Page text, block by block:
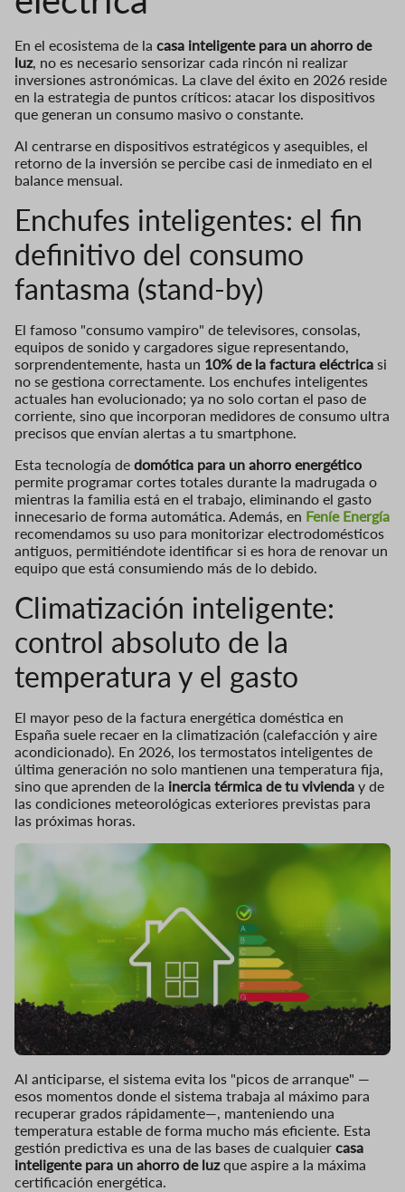
En el ecosistema de la casa inteligente para un ahorro de
luz, no es necesario sensorizar cada rincón ni realizar
inversiones astronómicas. La clave del éxito en 2026 reside
en la estrategia de puntos críticos: atacar los dispositivos
que generan un consumo masivo o constante.
Al centrarse en dispositivos estratégicos y asequibles, el
retorno de la inversión se percibe casi de inmediato en el
balance mensual.
Enchufes inteligentes: el fin
definitivo del consumo
fantasma (stand-by)
El famoso "consumo vampiro" de televisores, consolas,
equipos de sonido y cargadores sigue representando,
sorprendentemente, hasta un 10% de la factura eléctrica si
no se gestiona correctamente. Los enchufes inteligentes
actuales han evolucionado; ya no solo cortan el paso de
corriente, sino que incorporan medidores de consumo ultra
precisos que envían alertas a tu smartphone.
Esta tecnología de domótica para un ahorro energético
permite programar cortes totales durante la madrugada o
mientras la familia está en el trabajo, eliminando el gasto
innecesario de forma automática. Además, en Feníe Energía
recomendamos su uso para monitorizar electrodomésticos
antiguos, permitiéndote identificar si es hora de renovar un
equipo que está consumiendo más de lo debido.
Climatización inteligente:
control absoluto de la
temperatura y el gasto
El mayor peso de la factura energética doméstica en
España suele recaer en la climatización (calefacción y aire
acondicionado). En 2026, los termostatos inteligentes de
última generación no solo mantienen una temperatura fija,
sino que aprenden de la inercia térmica de tu vivienda y de
las condiciones meteorológicas exteriores previstas para
las próximas horas.
Al anticiparse, el sistema evita los "picos de arranque" —
esos momentos donde el sistema trabaja al máximo para
recuperar grados rápidamente—, manteniendo una
temperatura estable de forma mucho más eficiente. Esta
gestión predictiva es una de las bases de cualquier casa
inteligente para un ahorro de luzque aspire a la máxima
certificación energética.